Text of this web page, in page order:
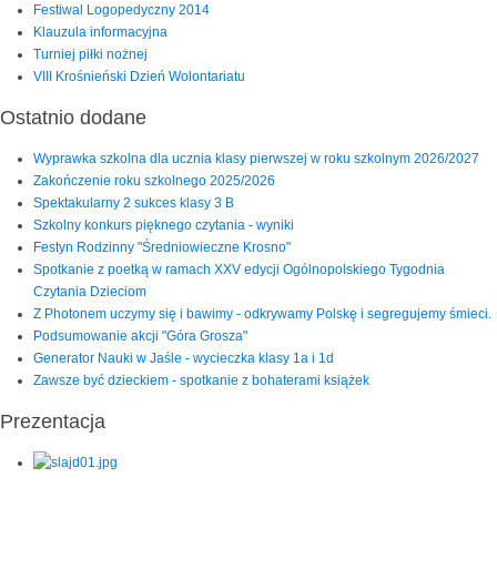
Festiwal Logopedyczny 2014
Klauzula informacyjna
Turniej piłki nożnej
VIII Krośnieński Dzień Wolontariatu
Ostatnio dodane
Wyprawka szkolna dla ucznia klasy pierwszej w roku szkolnym 2026/2027
Zakończenie roku szkolnego 2025/2026
Spektakularny 2 sukces klasy 3 B
Szkolny konkurs pięknego czytania - wyniki
Festyn Rodzinny "Średniowieczne Krosno"
Spotkanie z poetką w ramach XXV edycji Ogólnopolskiego Tygodnia
Czytania Dzieciom
Z Photonem uczymy się i bawimy - odkrywamy Polskę i segregujemy śmieci.
Podsumowanie akcji "Góra Grosza"
Generator Nauki w Jaśle - wycieczka klasy 1a i 1d
Zawsze być dzieckiem - spotkanie z bohaterami książek
Prezentacja